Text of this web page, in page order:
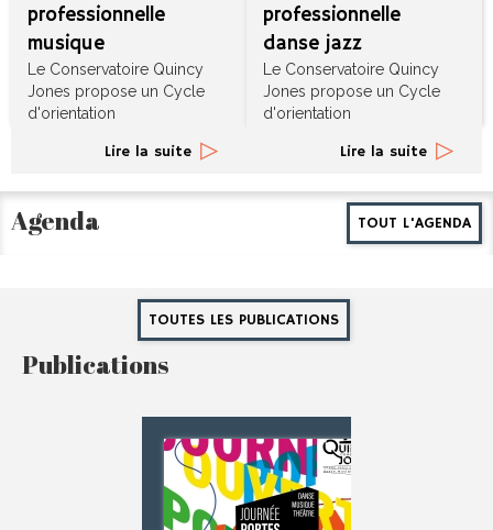
professionnelle
musique
Le Conservatoire Quincy
Jones propose un Cycle
d'orientation
musique (COP – DEM -
première session
Lire la suite
professionnelle
danse jazz
Le Conservatoire Quincy
Jones propose un Cycle
d'orientation
! Date de l’examen
Lire la suite
TOUT L'AGENDA
Agenda
TOUTES LES PUBLICATIONS
Publications